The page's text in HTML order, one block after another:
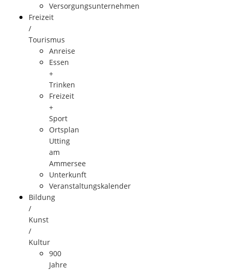
Versorgungsunternehmen
Freizeit
/
Tourismus
Anreise
Essen
+
Trinken
Freizeit
+
Sport
Ortsplan
Utting
am
Ammersee
Unterkunft
Veranstaltungskalender
Bildung
/
Kunst
/
Kultur
900
Jahre